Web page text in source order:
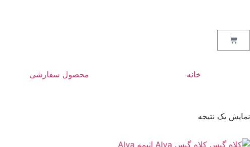
خانه محصول سفارشی
نمایش یک نتیجه